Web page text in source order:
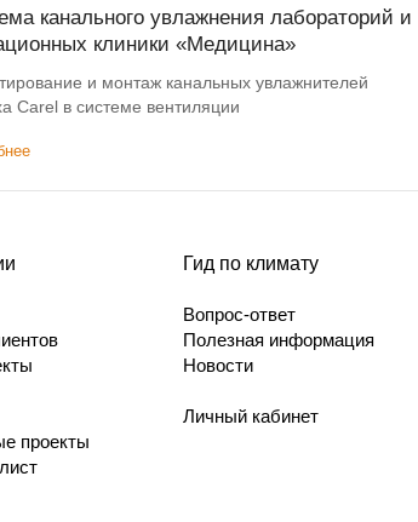
канального увлажнения лабораторий и
клиники «Медицина»
и монтаж канальных увлажнителей
Carel в системе вентиляции
проекты
Гид по климату
Вопрос-ответ
Полезная информация
Новости
Личный кабинет